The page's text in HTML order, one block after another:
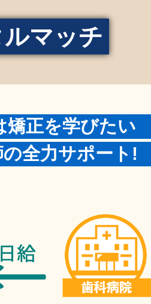
マッチ
矯正を学びたい
全力サポート!